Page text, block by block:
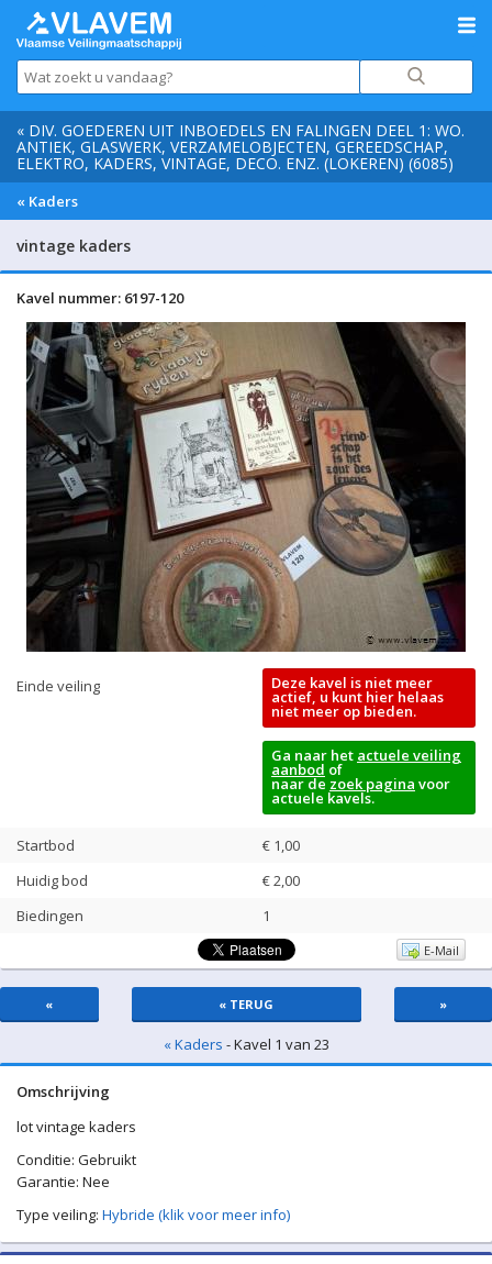
« DIV. GOEDEREN UIT INBOEDELS EN FALINGEN DEEL 1: WO.
ANTIEK, GLASWERK, VERZAMELOBJECTEN, GEREEDSCHAP,
ELEKTRO, KADERS, VINTAGE, DECO. ENZ. (LOKEREN) (6085)
« Kaders
vintage kaders
Kavel nummer: 6197-120
Einde veiling Deze kavel is niet meer
actief, u kunt hier helaas
niet meer op bieden.
Ga naar het actuele veiling
aanbod of
naar de zoek pagina voor
actuele kavels.
Startbod
€ 1,00
Huidig bod
€2,00
Biedingen
1
E-Mail
« « TERUG »
« Kaders - Kavel 1 van 23
Omschrijving
lot vintage kaders
Conditie: Gebruikt
Garantie: Nee
Type veiling: Hybride (klik voor meer info)